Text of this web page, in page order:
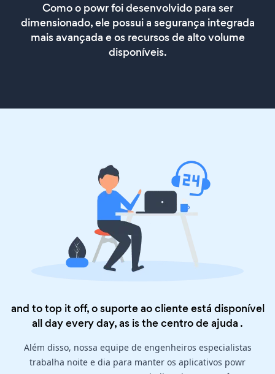
Como o powr foi desenvolvido para ser
dimensionado, ele possui a segurança integrada
mais avançada e os recursos de alto volume
disponíveis.
and to top it off, o suporte ao cliente está disponível
all day every day, as is thecentro de ajuda .
Além disso, nossa equipe de engenheiros especialistas
trabalha noite e dia para manter os aplicativos powr